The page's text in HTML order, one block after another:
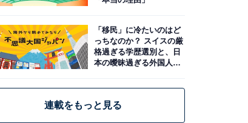
「移民」に冷たいのはど
っちなのか？ スイスの厳
格過ぎる学歴選別と、日
本の曖昧過ぎる外国人政
連載をもっと見る